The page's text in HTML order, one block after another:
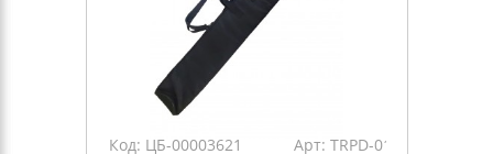
Код: ЦБ-00003621 Арт: TRPD-011